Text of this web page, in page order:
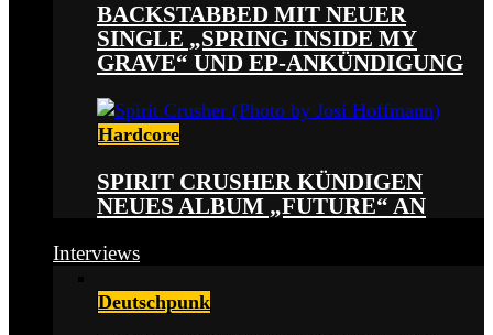
BACKSTABBED MIT NEUER
SINGLE „SPRING INSIDE MY
GRAVE“ UND EP-ANKÜNDIGUNG
Hardcore
SPIRIT CRUSHER KÜNDIGEN
NEUES ALBUM „FUTURE“ AN
Interviews
Deutschpunk